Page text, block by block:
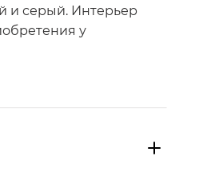
и серый. Интерьер
у